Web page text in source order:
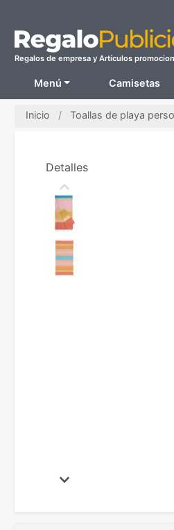
Regalos de empresa y Artículos
Menú Camisetas
Inicio Toallas de playa
Detalles